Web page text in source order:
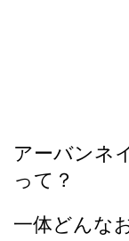
アーバンネ
って？
一体どんな